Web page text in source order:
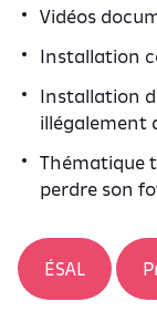
Vidéos
Installation
Installation
illégalement
Thématique
perdre son
ÉSAL